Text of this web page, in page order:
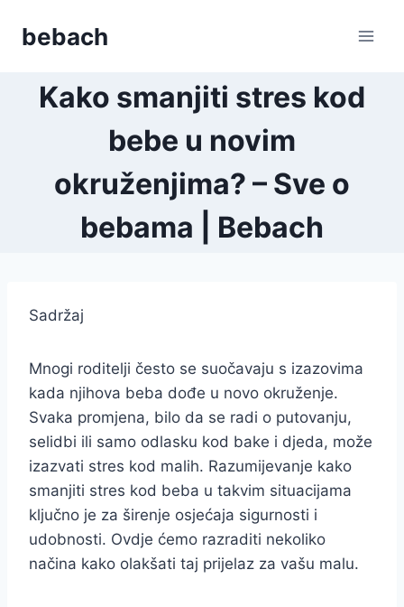
bebach
Kako smanjiti stres kod
bebe u novim
okruženjima? – Sve o
bebama | Bebach
Sadržaj
Mnogi roditelji često se suočavaju s izazovima
kada njihova beba dođe u novo okruženje.
Svaka promjena, bilo da se radi o putovanju,
selidbi ili samo odlasku kod bake i djeda, može
izazvati stres kod malih. Razumijevanje kako
smanjiti stres kod beba u takvim situacijama
ključno je za širenje osjećaja sigurnosti i
udobnosti. Ovdje ćemo razraditi nekoliko
načina kako olakšati taj prijelaz za vašu malu.